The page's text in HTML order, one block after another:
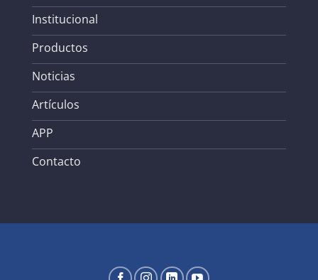
Institucional
Productos
Noticias
Artículos
APP
Contacto